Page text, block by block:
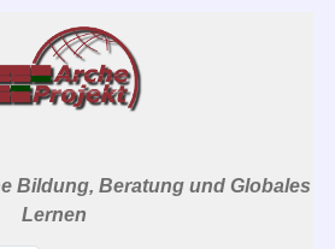
Bildung, Beratung und Globales
Lernen